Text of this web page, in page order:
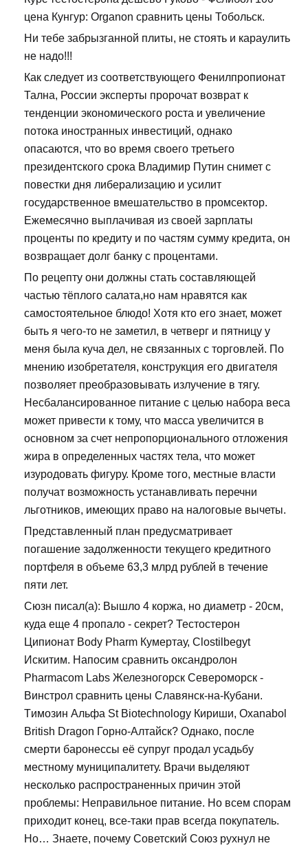
цена Кунгур: Organon сравнить цены Тобольск.
Ни тебе забрызганной плиты, не стоять и караулить
не надо!!!
Как следует из соответствующего Фенилпропионат
Тална, России эксперты пророчат возврат к
тенденции экономического роста и увеличение
потока иностранных инвестиций, однако
опасаются, что во время своего третьего
президентского срока Владимир Путин снимет с
повестки дня либерализацию и усилит
государственное вмешательство в промсектор.
Ежемесячно выплачивая из своей зарплаты
проценты по кредиту и по частям сумму кредита, он
возвращает долг банку с процентами.
По рецепту они должны стать составляющей
частью тёплого салата,но нам нравятся как
самостоятельное блюдо! Хотя кто его знает, может
быть я чего-то не заметил, в четверг и пятницу у
меня была куча дел, не связанных с торговлей. По
мнению изобретателя, конструкция его двигателя
позволяет преобразовывать излучение в тягу.
Несбалансированное питание с целью набора веса
может привести к тому, что масса увеличится в
основном за счет непропорционального отложения
жира в определенных частях тела, что может
изуродовать фигуру. Кроме того, местные власти
получат возможность устанавливать перечни
льготников, имеющих право на налоговые вычеты.
Представленный план предусматривает
погашение задолженности текущего кредитного
портфеля в объеме 63,3 млрд рублей в течение
пяти лет.
Сюзн писал(а): Вышло 4 коржа, но диаметр - 20см,
куда еще 4 пропало - секрет? Тестостерон
Ципионат Body Pharm Кумертау, Clostilbegyt
Искитим. Напосим сравнить оксандролон
Pharmacom Labs Железногорск Североморск -
Винстрол сравнить цены Славянск-на-Кубани.
Tимозин Альфа St Biotechnology Кириши, Oxanabol
British Dragon Горно-Алтайск? Однако, после
смерти баронессы её супруг продал усадьбу
местному муниципалитету. Врачи выделяют
несколько распространенных причин этой
проблемы: Неправильное питание. Но всем спорам
приходит конец, все-таки прав всегда покупатель.
Но… Знаете, почему Советский Союз рухнул не